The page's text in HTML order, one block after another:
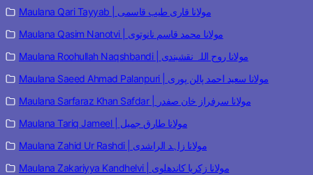
Maulana Qari Tayyab | مولانا قاری طیب قاسمی
Maulana Qasim Nanotvi | مولانا محمد قاسم نانوتوی
Maulana Roohullah Naqshbandi | مولانا روح اللہ نقشبندی
Maulana Saeed Ahmad Palanpuri | مولانا سعید احمد پالن پوری
Maulana Sarfaraz Khan Safdar | مولانا سرفراز خان صفدر
Maulana Tariq Jameel | مولانا طارق جمیل
Maulana Zahid Ur Rashdi | مولانا زاہد الراشدی
Maulana Zakariyya Kandhelvi | مولانا زکریا کاندھلوی